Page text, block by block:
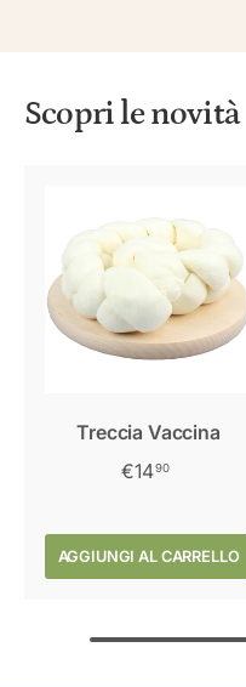
Scopri le novità
Treccia Vaccina
€1490
AGGIUNGI AL CARRELLO